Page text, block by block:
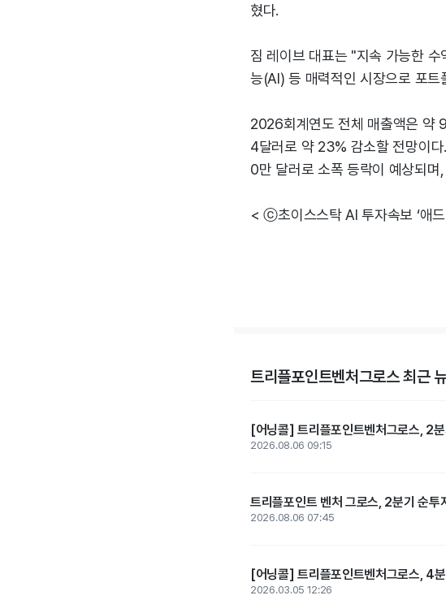
혔다.
짐 레이브 대표는 "지속 가능한
능(AI) 등 매력적인 시장으로 포
2026회계연도 전체 매출액은 약
4달러로 약 23% 감소할 전망이
0만 달러로 소폭 등락이 예상되
< ⓒ초이스스탁 AI 투자속보 ‘애
트리플포인트벤처그로스 최근
[어닝콜] 트리플포인트벤처그로스, 2
2026.08.06 09:15
트리플포인트 벤처 그로스, 2분기 순
2026.08.06 07:45
[어닝콜] 트리플포인트벤처그로스, 4
2026.03.05 12:26